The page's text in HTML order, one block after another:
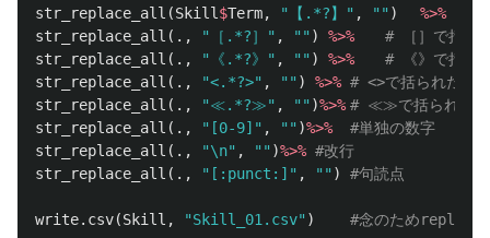
str_replace_all (Skill $Term, "【.*?】" , "" ) %>%
str_replace_all ( . , "［.*?］" , "" ) %>%
# ［］で括ら
str_replace_all ( . , "《.*?》" , "" ) %>%
# 《》で括ら
str_replace_all ( . , "<.*?>" , "" ) %>% # <>で括られた見
str_replace_all ( . , "≪.*?≫" , "" )%>% # ≪≫で括られた見
str_replace_all ( . , "[0-9]" , "" )%>%
#単独の数字
str_replace_all ( . , "\n" , "" )%>% #改行
str_replace_all ( . , "[:punct:]" , "" ) #句読点
write.csv(Skill , "Skill_01.csv" ) #念のためreplace